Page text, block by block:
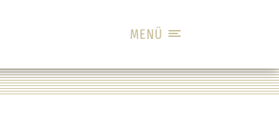
MENÜ